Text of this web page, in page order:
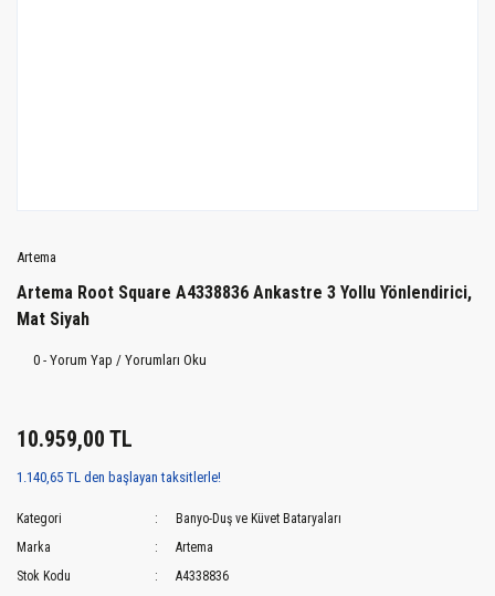
Artema
Artema Root Square A4338836 Ankastre 3 Yollu Yönlendirici,
Mat Siyah
0 - Yorum Yap / Yorumları Oku
10.959,00 TL
1.140,65 TL den başlayan taksitlerle!
Kategori
Banyo-Duş ve Küvet Bataryaları
Marka
Artema
Stok Kodu
A4338836